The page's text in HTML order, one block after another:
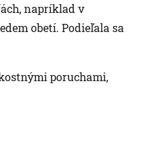
napríklad v
obetí. Podieľala sa
poruchami,